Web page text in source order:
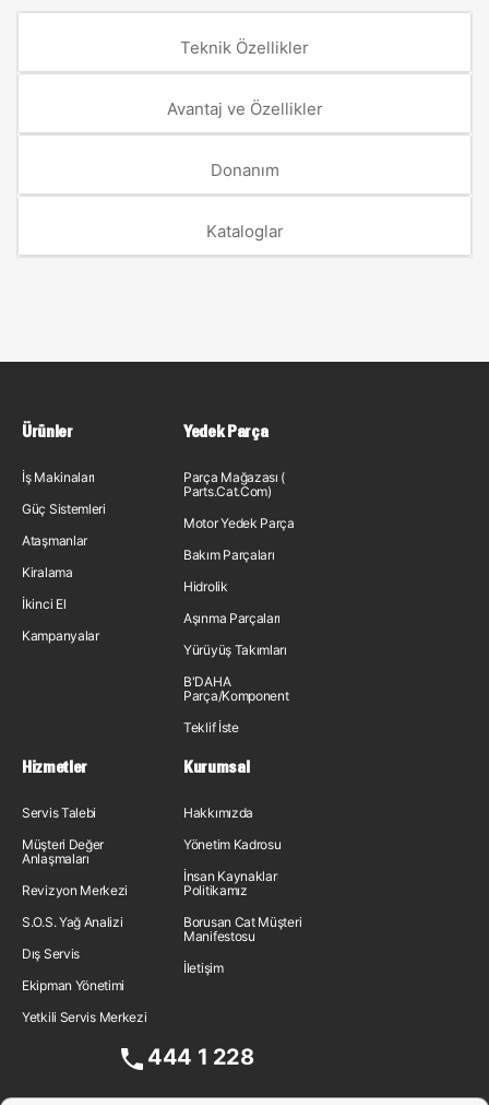
Teknik Özellikler
Avantaj ve Özellikler
Donanım
Kataloglar
Ürünler
İş Makinaları
Güç Sistemleri
Ataşmanlar
Kiralama
İkinci El
Kampanyalar
Yedek Parça
Parça Mağazası (
Parts.Cat.Com)
Motor Yedek Parça
Bakım Parçaları
Hidrolik
Aşınma Parçaları
Yürüyüş Takımları
B'DAHA
Parça/Komponent
Teklif İste
Hizmetler
Servis Talebi
Müşteri Değer
Anlaşmaları
Revizyon Merkezi
S.O.S. Yağ Analizi
Dış Servis
Ekipman Yönetimi
Yetkili Servis Merkezi
Kurumsal
Hakkımızda
Yönetim Kadrosu
İnsan Kaynakları
Politikamız
Borusan Cat Müşteri
Manifestosu
İletişim
444 1 228